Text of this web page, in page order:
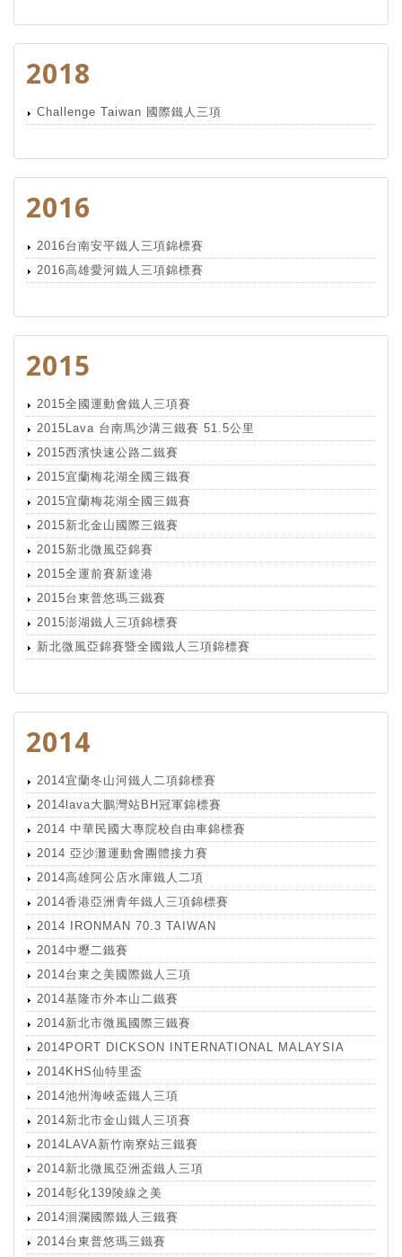
2018
Challenge Taiwan 國際鐵人三項
2016
2016台南安平鐵人三項錦標賽
2016高雄愛河鐵人三項錦標賽
2015
2015全國運動會鐵人三項賽
2015Lava 台南馬沙溝三鐵賽 51.5公里
2015西濱快速公路二鐵賽
2015宜蘭梅花湖全國三鐵賽
2015宜蘭梅花湖全國三鐵賽
2015新北金山國際三鐵賽
2015新北微風亞錦賽
2015全運前賽新達港
2015台東普悠瑪三鐵賽
2015澎湖鐵人三項錦標賽
新北微風亞錦賽暨全國鐵人三項錦標賽
2014
2014宜蘭冬山河鐵人二項錦標賽
2014lava大鵬灣站BH冠軍錦標賽
2014 中華民國大專院校自由車錦標賽
2014 亞沙灘運動會團體接力賽
2014高雄阿公店水庫鐵人二項
2014香港亞洲青年鐵人三項錦標賽
2014 IRONMAN 70.3 TAIWAN
2014中壢二鐵賽
2014台東之美國際鐵人三項
2014基隆市外本山二鐵賽
2014新北市微風國際三鐵賽
2014PORT DICKSON INTERNATIONAL MALAYSIA
2014KHS仙特里盃
2014池州海峽盃鐵人三項
2014新北市金山鐵人三項賽
2014LAVA新竹南寮站三鐵賽
2014新北微風亞洲盃鐵人三項
2014彰化139陵線之美
2014洄瀾國際鐵人三鐵賽
2014台東普悠瑪三鐵賽